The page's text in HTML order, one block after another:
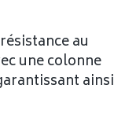
au
une colonne
ainsi